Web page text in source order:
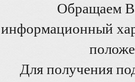
Обращаем
информационный
Для получения